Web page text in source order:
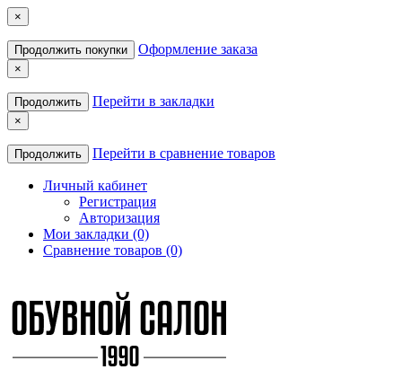
×
Продолжить покупки Оформление заказа
×
Продолжить Перейти в закладки
×
Продолжить Перейти в сравнение товаров
Личный кабинет
Регистрация
Авторизация
Мои закладки (0)
Сравнение товаров (0)